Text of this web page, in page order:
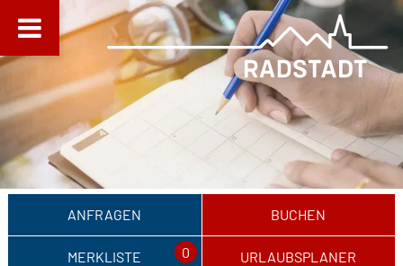
ANFRAGEN BUCHEN
MERKLISTE 0 URLAUBSPLANER